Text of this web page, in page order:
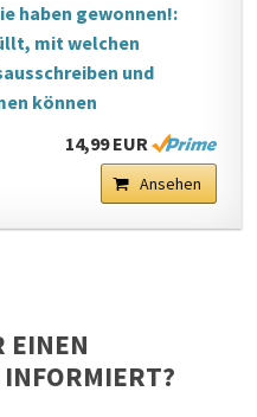
haben gewonnen!:
mit welchen
und
können
14,99 EUR
Ansehen
EINEN